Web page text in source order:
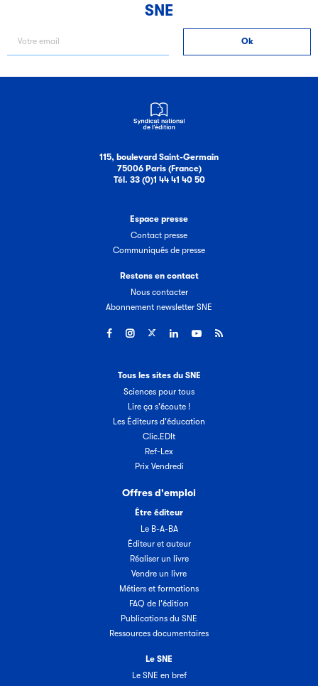
SNE
115, boulevard Saint-Germain
75006 Paris (France)
Tél. 33 (0)1 44 41 40 50
Espace presse
Contact presse
Communiqués de presse
Restons en contact
Nous contacter
Abonnement newsletter SNE
Tous les sites du SNE
Sciences pour tous
Lire ça s'écoute !
Les Éditeurs d'éducation
Clic.EDIt
Ref-Lex
Prix Vendredi
Offres d'emploi
Être éditeur
Le B-A-BA
Éditeur et auteur
Réaliser un livre
Vendre un livre
Métiers et formations
FAQ de l'édition
Publications du SNE
Ressources documentaires
Le SNE
Le SNE en bref